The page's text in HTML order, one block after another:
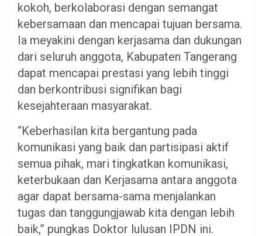
kokoh, berkolaborasi dengan semangat
kebersamaan dan mencapai tujuan bersama.
Ia meyakini dengan kerjasama dan dukungan
dari seluruh anggota, Kabupaten Tangerang
dapat mencapai prestasi yang lebih tinggi
dan berkontribusi signifikan bagi
kesejahteraan masyarakat.
“Keberhasilan kita bergantung pada
komunikasi yang baik dan partisipasi aktif
semua pihak, mari tingkatkan komunikasi,
keterbukaan dan Kerjasama antara anggota
agar dapat bersama-sama menjalankan
tugas dan tanggungjawab kita dengan lebih
baik,” pungkas Doktor lulusan IPDN ini.